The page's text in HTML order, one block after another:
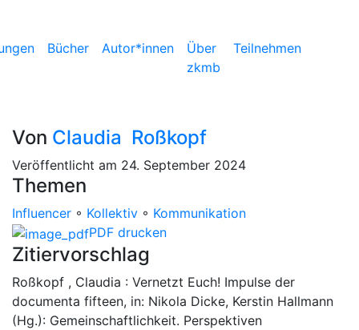
Bücher Autor*innen
Über
zkmb
Teilnehmen
Von Claudia Roßkopf
Veröffentlicht am 24. September 2024
Themen
Influencer ◦ Kollektiv ◦ Kommunikation
PDF drucken
Zitiervorschlag
Roßkopf , Claudia : Vernetzt Euch! Impulse der
documenta fifteen, in: Nikola Dicke, Kerstin Hallmann
(Hg.): Gemeinschaftlichkeit. Perspektiven